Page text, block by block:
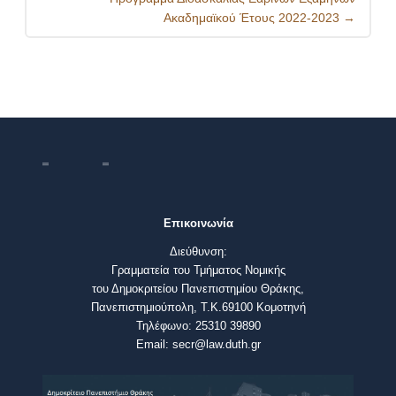
Ακαδημαϊκού Έτους 2022-2023 →
Επικοινωνία
Διεύθυνση:
Γραμματεία του Τμήματος Νομικής
του Δημοκριτείου Πανεπιστημίου Θράκης,
Πανεπιστημιούπολη, Τ.Κ.69100 Κομοτηνή
Τηλέφωνο: 25310 39890
Email: secr@law.duth.gr